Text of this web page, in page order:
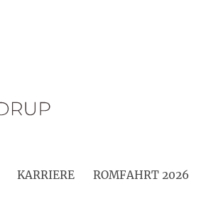
KARRIERE ROMFAHRT 2026